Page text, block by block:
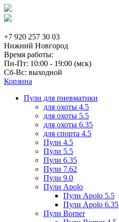
+7 920 257 30 03
Нижний Новгород
Время работы:
Пн-Пт: 10:00 - 19:00 (мск)
Сб-Вс: выходной
Корзина
Пули для пневматики
для охоты 4.5
для охоты 5.5
для охоты 6.35
для спорта 4.5
Пули 4.5
Пули 5.5
Пули 6.35
Пули 7.62
Пули 9.0
Пули Apolo
Пули Apolo 5.5
Пули Apolo 6.35
Пули Borner